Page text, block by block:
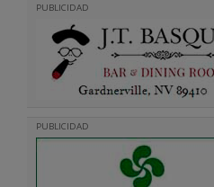
PUBLICIDAD
PUBLICIDAD